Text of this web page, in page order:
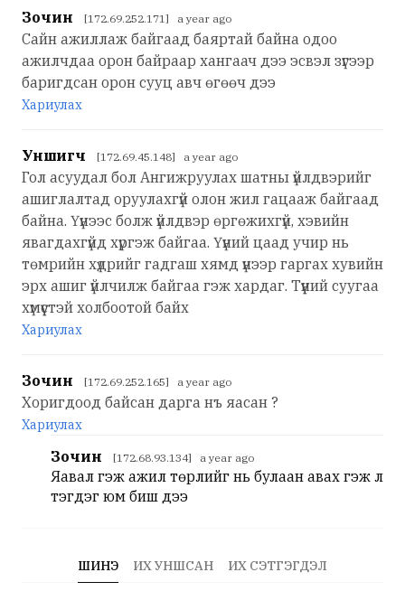
Зочин [172.69.252.171] a year ago
Сайн ажиллаж байгаад баяртай байна одоо
ажилчдаа орон байраар хангаач дээ эсвэл зүгээр
баригдсан орон сууц авч өгөөч дээ
Хариулах
Уншигч [172.69.45.148] a year ago
Гол асуудал бол Ангижруулах шатны үйлдвэрийг
ашиглалтад оруулахгүй олон жил гацааж байгаад
байна. Үүнээс болж үйлдвэр өргөжихгүй, хэвийн
явагдахгүйд хүргэж байгаа. Үүний цаад учир нь
төмрийн хүдрийг гадгаш хямд үнээр гаргах хувийн
эрх ашиг үйлчилж байгаа гэж хардаг. Түүний суугаа
хүмүүстэй холбоотой байх
Хариулах
Зочин [172.69.252.165] a year ago
Хоригдоод байсан дарга нъ яасан ?
Хариулах
Зочин [172.68.93.134] a year ago
Яавал гэж ажил төрлийг нь булаан авах гэж л
тэгдэг юм бишүү дээ
ШИНЭ ИХ УНШСАН ИХ СЭТГЭГДЭЛ